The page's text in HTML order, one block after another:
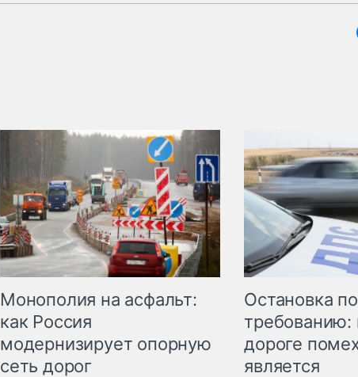
Монополия на асфальт:
как Россия
модернизирует опорную
сеть дорог
Остановка по
дороге
является